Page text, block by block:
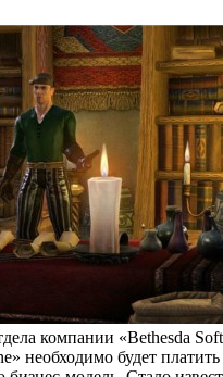
компании «Bethesda
необходимо будет